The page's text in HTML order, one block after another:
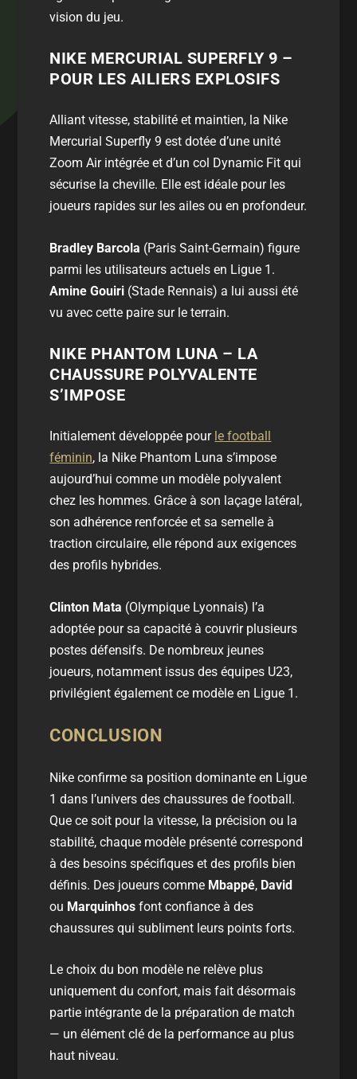
vision du jeu.
NIKE MERCURIAL SUPERFLY 9 –
POUR LES AILIERS EXPLOSIFS
Alliant vitesse, stabilité et maintien, la Nike
Mercurial Superfly 9 est dotée d’une unité
Zoom Air intégrée et d’un col Dynamic Fit qui
sécurise la cheville. Elle est idéale pour les
joueurs rapides sur les ailes ou en profondeur.
Bradley Barcola (Paris Saint-Germain) figure
parmi les utilisateurs actuels en Ligue 1.
Amine Gouiri (Stade Rennais) a lui aussi été
vu avec cette paire sur le terrain.
NIKE PHANTOM LUNA – LA
CHAUSSURE POLYVALENTE
S’IMPOSE
Initialement développée pour le football
féminin, la Nike Phantom Luna s’impose
aujourd’hui comme un modèle polyvalent
chez les hommes. Grâce à son laçage latéral,
son adhérence renforcée et sa semelle à
traction circulaire, elle répond aux exigences
des profils hybrides.
Clinton Mata (Olympique Lyonnais) l’a
adoptée pour sa capacité à couvrir plusieurs
postes défensifs. De nombreux jeunes
joueurs, notamment issus des équipes U23,
privilégient également ce modèle en Ligue 1.
CONCLUSION
Nike confirme sa position dominante en Ligue
1 dans l’univers des chaussures de football.
Que ce soit pour la vitesse, la précision ou la
stabilité, chaque modèle présenté correspond
à des besoins spécifiques et des profils bien
définis. Des joueurs comme Mbappé, David
ou Marquinhos font confiance à des
chaussures qui subliment leurs points forts.
Le choix du bon modèle ne relève plus
uniquement du confort, mais fait désormais
partie intégrante de la préparation de match
— un élément clé de la performance au plus
haut niveau.